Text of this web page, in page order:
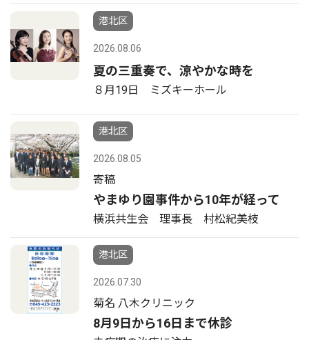
港北区
2026.08.06
夏の三重奏で、涼やかな時を
８月19日 ミズキーホール
港北区
2026.08.05
寄稿
やまゆり園事件から10年が経って
横浜共生会 理事長 村松紀美枝
港北区
2026.07.30
菊名 八木クリニック
8月9日から16日まで休診